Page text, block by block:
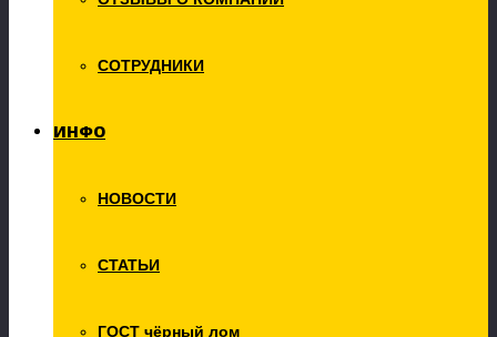
СОТРУДНИКИ
ИНФО
НОВОСТИ
СТАТЬИ
ГОСТ чёрный ломВыкуп металлоконструкций